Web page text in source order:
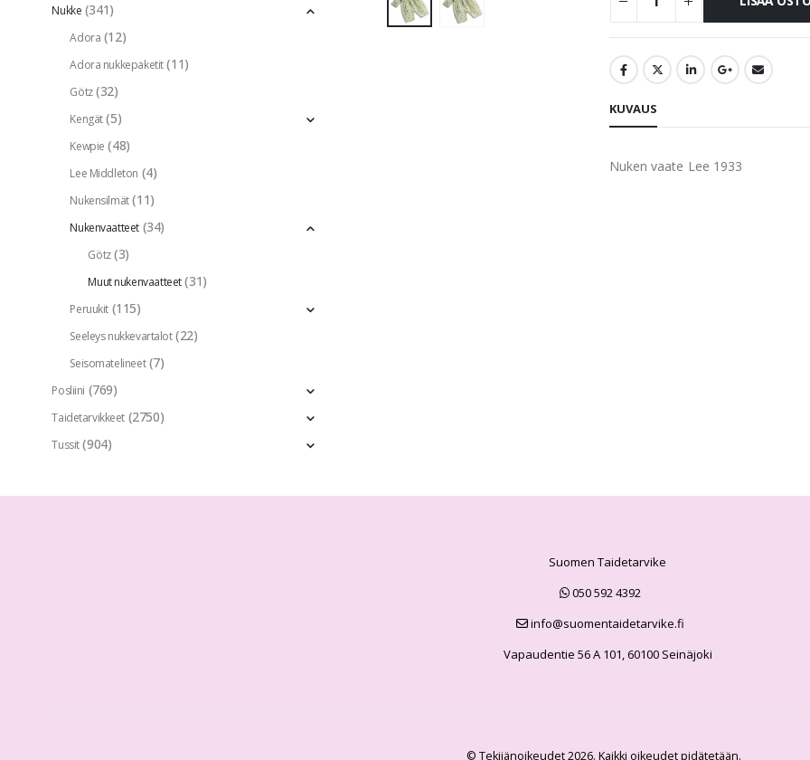
KUVAUS
Nuken vaate Lee 1933
Nukke (341)
Adora (12)
Adora nukkepaketit (11)
Götz (32)
Kengät (5)
Kewpie (48)
Lee Middleton (4)
Nukensilmät (11)
Nukenvaatteet (34)
Götz (3)
Muut nukenvaatteet (31)
Peruukit (115)
Seeleys nukkevartalot (22)
Seisomatelineet (7)
Posliini (769)
Taidetarvikkeet (2750)
Tussit (904)
Suomen Taidetarvike
050 592 4392
info@suomentaidetarvike.fi
Vapaudentie 56 A 101, 60100 Seinäjoki
© Tekijänoikeudet 2026. Kaikki oikeudet pidätetään.